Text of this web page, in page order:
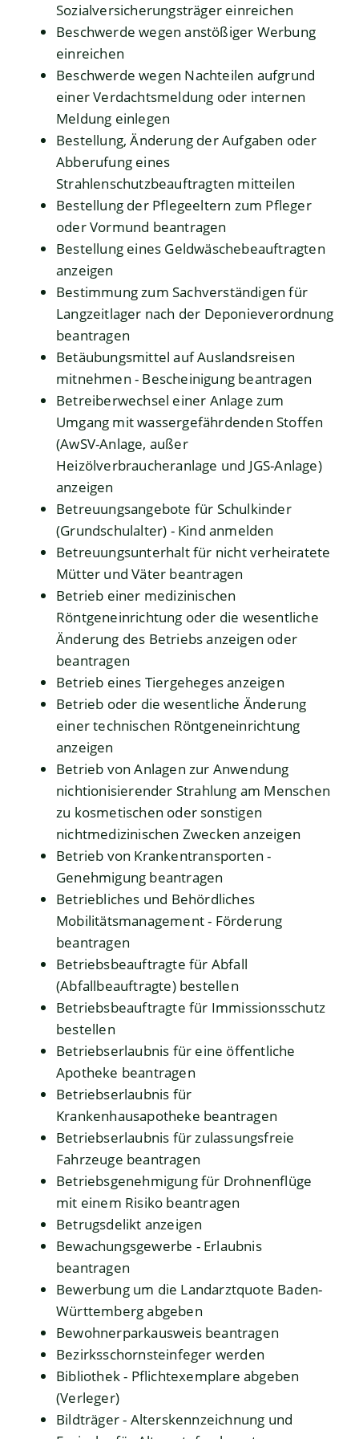
Sozialversicherungsträger einreichen
Beschwerde wegen anstößiger Werbung
einreichen
Beschwerde wegen Nachteilen aufgrund
einer Verdachtsmeldung oder internen
Meldung einlegen
Bestellung, Änderung der Aufgaben oder
Abberufung eines
Strahlenschutzbeauftragten mitteilen
Bestellung der Pflegeeltern zum Pfleger
oder Vormund beantragen
Bestellung eines Geldwäschebeauftragten
anzeigen
Bestimmung zum Sachverständigen für
Langzeitlager nach der Deponieverordnung
beantragen
Betäubungsmittel auf Auslandsreisen
mitnehmen - Bescheinigung beantragen
Betreiberwechsel einer Anlage zum
Umgang mit wassergefährdenden Stoffen
(AwSV-Anlage, außer
Heizölverbraucheranlage und JGS-Anlage)
anzeigen
Betreuungsangebote für Schulkinder
(Grundschulalter) - Kind anmelden
Betreuungsunterhalt für nicht verheiratete
Mütter und Väter beantragen
Betrieb einer medizinischen
Röntgeneinrichtung oder die wesentliche
Änderung des Betriebs anzeigen oder
beantragen
Betrieb eines Tiergeheges anzeigen
Betrieb oder die wesentliche Änderung
einer technischen Röntgeneinrichtung
anzeigen
Betrieb von Anlagen zur Anwendung
nichtionisierender Strahlung am Menschen
zu kosmetischen oder sonstigen
nichtmedizinischen Zwecken anzeigen
Betrieb von Krankentransporten -
Genehmigung beantragen
Betriebliches und Behördliches
Mobilitätsmanagement - Förderung
beantragen
Betriebsbeauftragte für Abfall
(Abfallbeauftragte) bestellen
Betriebsbeauftragte für Immissionsschutz
bestellen
Betriebserlaubnis für eine öffentliche
Apotheke beantragen
Betriebserlaubnis für
Krankenhausapotheke beantragen
Betriebserlaubnis für zulassungsfreie
Fahrzeuge beantragen
Betriebsgenehmigung für Drohnenflüge
mit einem Risiko beantragen
Betrugsdelikt anzeigen
Bewachungsgewerbe - Erlaubnis
beantragen
Bewerbung um die Landarztquote Baden-
Württemberg abgeben
Bewohnerparkausweis beantragen
Bezirksschornsteinfeger werden
Bibliothek - Pflichtexemplare abgeben
(Verleger)
Bildträger - Alterskennzeichnung und